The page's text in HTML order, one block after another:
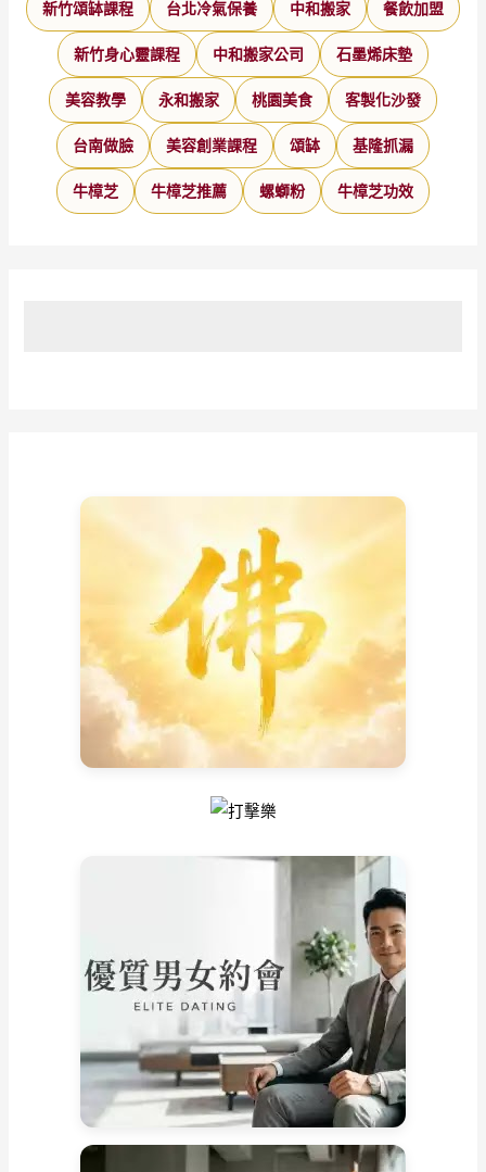
新竹頌缽課程 台北冷氣保養 中和搬家 餐飲加盟
新竹身心靈課程 中和搬家公司 石墨烯床墊
美容教學 永和搬家 桃園美食 客製化沙發
台南做臉 美容創業課程 頌缽 基隆抓漏
牛樟芝 牛樟芝推薦 螺螄粉 牛樟芝功效